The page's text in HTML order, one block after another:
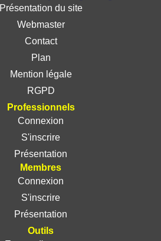
Présentation du site
Webmaster
Contact
Plan
Mention légale
RGPD
Professionnels
Connexion
S'inscrire
Présentation
Membres
Connexion
S'inscrire
Présentation
Outils